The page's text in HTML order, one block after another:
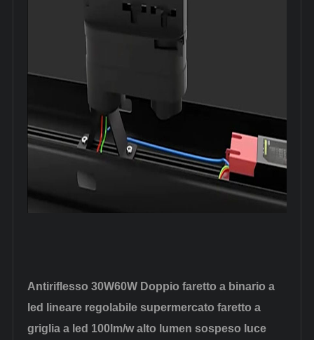
Antiriflesso 30W60W Doppio faretto a binario a
led lineare regolabile supermercato faretto a
griglia a led 100lm/w alto lumen sospeso luce